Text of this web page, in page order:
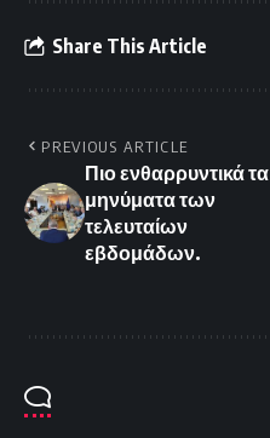
Share This Article
PREVIOUS ARTICLE
Πιο ενθαρρυντικά τα
μηνύματα των
τελευταίων
εβδομάδων.